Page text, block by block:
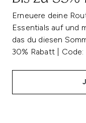
Erneuere deine
Essentials auf und
das du diesen
30% Rabatt | Code: